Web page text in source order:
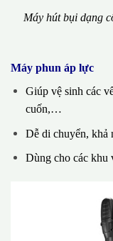
Máy hút bụi dạng
Máy phun áp lực
Giúp vệ sinh các
cuốn,…
Dễ di chuyển, khả
Dùng cho các khu